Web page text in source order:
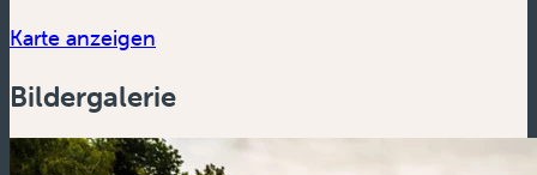
Karte anzeigen
Bildergalerie